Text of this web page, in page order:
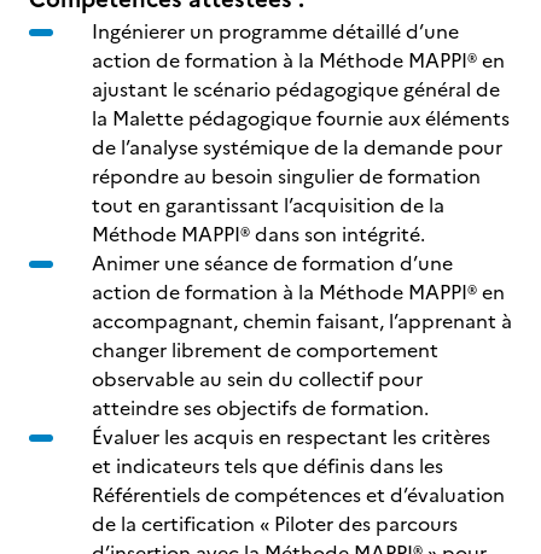
Ingénierer un programme détaillé d’une
action de formation à la Méthode MAPPI® en
ajustant le scénario pédagogique général de
la Malette pédagogique fournie aux éléments
de l’analyse systémique de la demande pour
répondre au besoin singulier de formation
tout en garantissant l’acquisition de la
Méthode MAPPI® dans son intégrité.
Animer une séance de formation d’une
action de formation à la Méthode MAPPI® en
accompagnant, chemin faisant, l’apprenant à
changer librement de comportement
observable au sein du collectif pour
atteindre ses objectifs de formation.
Évaluer les acquis en respectant les critères
et indicateurs tels que définis dans les
Référentiels de compétences et d’évaluation
de la certification « Piloter des parcours